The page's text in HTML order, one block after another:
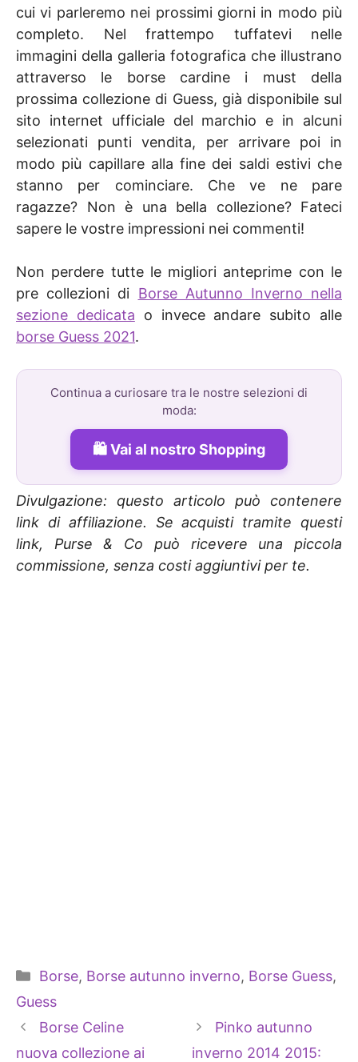
cui vi parleremo nei prossimi giorni in modo più
completo. Nel frattempo tuffatevi nelle
immagini della galleria fotografica che illustrano
attraverso le borse cardine i must della
prossima collezione di Guess, già disponibile sul
sito internet ufficiale del marchio e in alcuni
selezionati punti vendita, per arrivare poi in
modo più capillare alla fine dei saldi estivi che
stanno per cominciare. Che ve ne pare
ragazze? Non è una bella collezione? Fateci
sapere le vostre impressioni nei commenti!
Non perdere tutte le migliori anteprime con le
pre collezioni di Borse Autunno Inverno nella
sezione dedicata o invece andare subito alle
borse Guess 2021.
Continua a curiosare tra le nostre selezioni di
moda:
Vai al nostro Shopping
Divulgazione: questo articolo può contenere
link di affiliazione. Se acquisti tramite questi
link, Purse & Co può ricevere una piccola
commissione, senza costi aggiuntivi per te.
Categorie
Borse, Borse autunno inverno, Borse Guess,
Guess
Borse Celine
nuova collezione ai
Pinko autunno
inverno 2014 2015: